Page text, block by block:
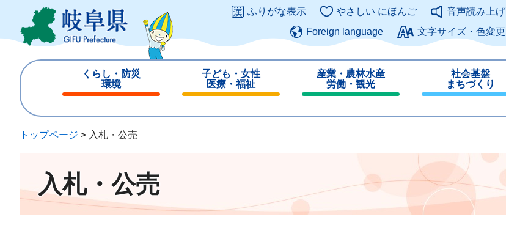
ジ
ュ
このページの本文へ
ふりがな表示 やさしい にほんご
音声読み上げ
Foreign language
文字サイズ・色変更
くらし・防災
環境
じ
子ども・女性
医療・福祉
じ
産業・農林水産
労働・観光
じ
社会基盤
まちづくり
じ
トップページ > 入札・公売
入札・公売